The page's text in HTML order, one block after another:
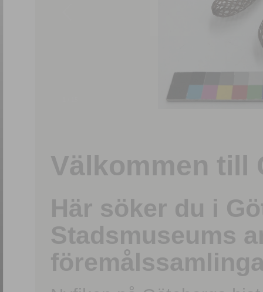
Välkommen till
Här söker du i
Stadsmuseums